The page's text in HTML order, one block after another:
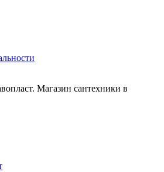
Магазин сантехники в